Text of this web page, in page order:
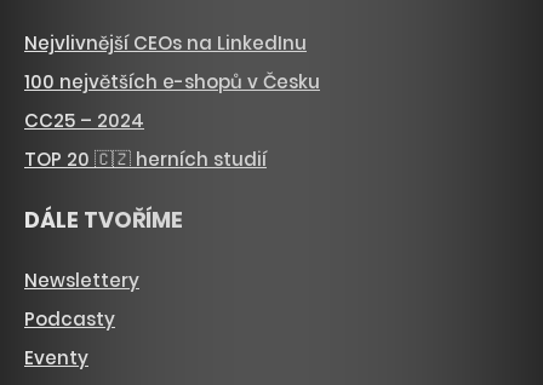
Nejvlivnější CEOs na LinkedInu
100 největších e-shopů v Česku
CC25 – 2024
TOP 20 🇨🇿 herních studií
DÁLE TVOŘÍME
Newslettery
Podcasty
Eventy